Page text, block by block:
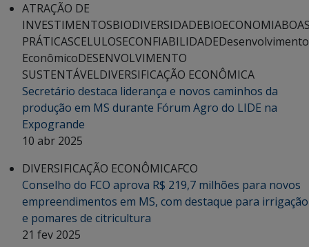
ATRAÇÃO DE
INVESTIMENTOSBIODIVERSIDADEBIOECONOMIA
PRÁTICASCELULOSECONFIABILIDADEDesenvolvimento
EconômicoDESENVOLVIMENTO
SUSTENTÁVELDIVERSIFICAÇÃO ECONÔMICA
Secretário destaca liderança e novos caminhos da
produção em MS durante Fórum Agro do LIDE na
Expogrande
10 abr 2025
DIVERSIFICAÇÃO ECONÔMICAFCO
Conselho do FCO aprova R$ 219,7 milhões para novos
empreendimentos em MS, com destaque para irrigação
e pomares de citricultura
21 fev 2025